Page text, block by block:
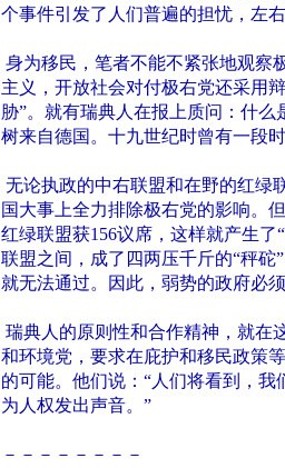
个事件引发了人们普遍的担忧，左
身为移民，笔者不能不紧张地观察
主义，开放社会对付极右党还采用
胁”。就有瑞典人在报上质问：什
树来自德国。十九世纪时曾有一段
无论执政的中右联盟和在野的红绿
国大事上全力排除极右党的影响。
红绿联盟获156议席，这样就产生
联盟之间，成了四两压千斤的“秤
就无法通过。因此，弱势的政府必
瑞典人的原则性和合作精神，就在
和环境党，要求在庇护和移民政策
的可能。他们说：“人们将看到，
为人权发出声音。”
－－－－－－－－